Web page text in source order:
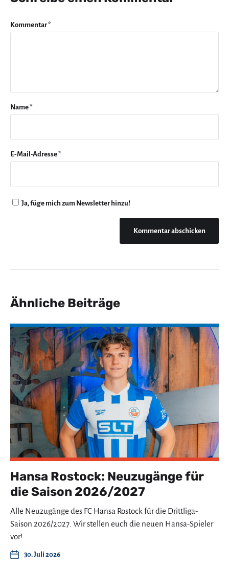
Kommentar*
Name*
E-Mail-Adresse*
Ja, füge mich zum Newsletter hinzu!
Ähnliche Beiträge
Hansa Rostock: Neuzugänge für
die Saison 2026/2027
Alle Neuzugänge des FC Hansa Rostock für die Drittliga-
Saison 2026/2027. Wir stellen euch die neuen Hansa-Spieler
vor!
30. Juli 2026